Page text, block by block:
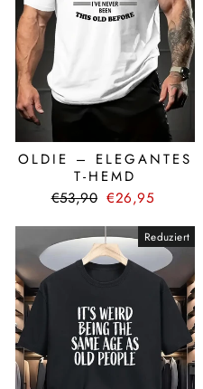
OLDIE – ELEGANTES
T-HEMD
Normaler
€53,90 Sonderpreis
€26,95
Reduziert